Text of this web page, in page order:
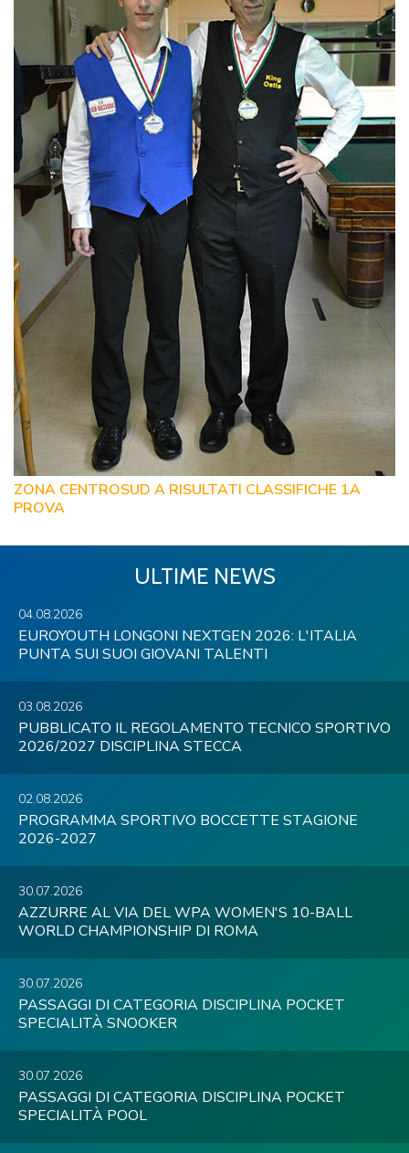
ZONA CENTROSUD A RISULTATI CLASSIFICHE 1A
PROVA
ULTIME NEWS
04.08.2026
EUROYOUTH LONGONI NEXTGEN 2026: L'ITALIA
PUNTA SUI SUOI GIOVANI TALENTI
03.08.2026
PUBBLICATO IL REGOLAMENTO TECNICO SPORTIVO
2026/2027 DISCIPLINA STECCA
02.08.2026
PROGRAMMA SPORTIVO BOCCETTE STAGIONE
2026-2027
30.07.2026
AZZURRE AL VIA DEL WPA WOMEN'S 10-BALL
WORLD CHAMPIONSHIP DI ROMA
30.07.2026
PASSAGGI DI CATEGORIA DISCIPLINA POCKET
SPECIALITÀ SNOOKER
30.07.2026
PASSAGGI DI CATEGORIA DISCIPLINA POCKET
SPECIALITÀ POOL